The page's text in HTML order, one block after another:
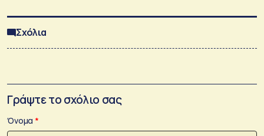
Σχόλια
Γράψτε το σχόλιο σας
Όνομα